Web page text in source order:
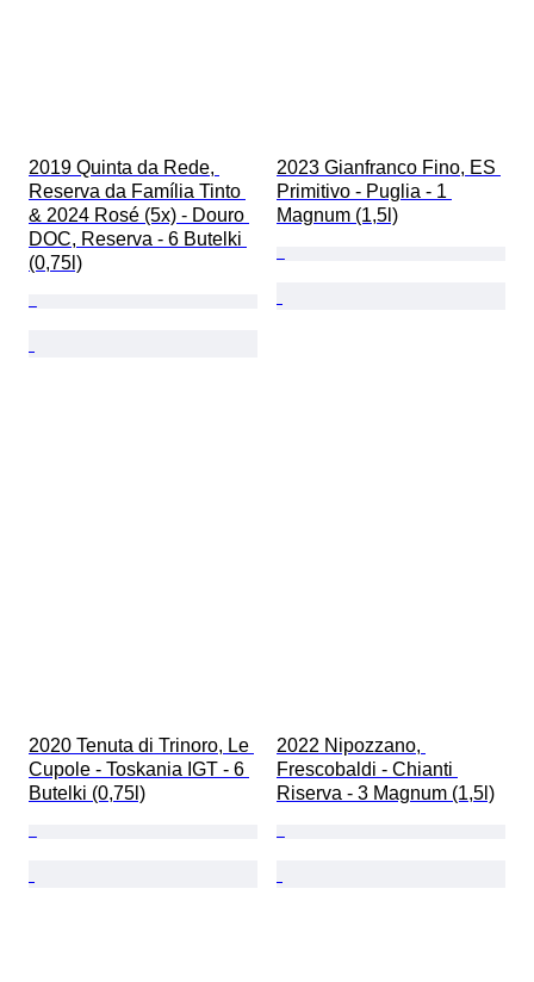
2019 Quinta da Rede,
Reserva da Família Tinto
& 2024 Rosé (5x) - Douro
DOC, Reserva - 6 Butelki
(0,75l)
2023 Gianfranco Fino, ES
Primitivo - Puglia - 1
Magnum (1,5l)
2020 Tenuta di Trinoro, Le
Cupole - Toskania IGT - 6
Butelki (0,75l)
2022 Nipozzano,
Frescobaldi - Chianti
Riserva - 3 Magnum (1,5l)